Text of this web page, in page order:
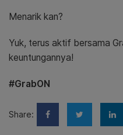
Menarik kan?
Yuk, terus aktif bersama
keuntungannya!
#GrabON
Share: